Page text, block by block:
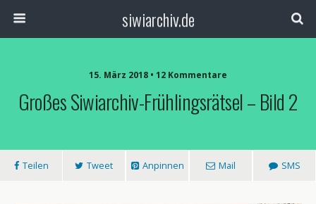
siwiarchiv.de
15. März 2018 • 12 Kommentare
Großes Siwiarchiv-Frühlingsrätsel – Bild 2
Teilen Tweet Anpinnen Mail SMS